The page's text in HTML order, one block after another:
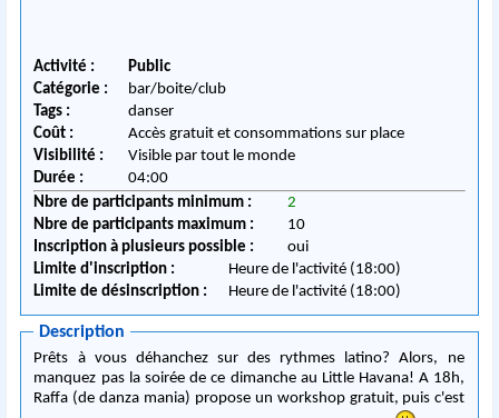
Activité :
Public
Catégorie :
bar/boite/club
Tags :
danser
Coût :
Accès gratuit et consommations sur place
Visibilité :
Visible par tout le monde
Durée :
04:00
Nbre de participants minimum :
2
Nbre de participants maximum :
10
Inscription à plusieurs possible :
oui
Limite d'inscription :
Heure de l'activité (18:00)
Limite de désinscription :
Heure de l'activité (18:00)
Description
Prêts à vous déhanchez sur des rythmes latino? Alors, ne
manquez pas la soirée de ce dimanche au Little Havana! A 18h,
Raffa (de danza mania) propose un workshop gratuit, puis c'est